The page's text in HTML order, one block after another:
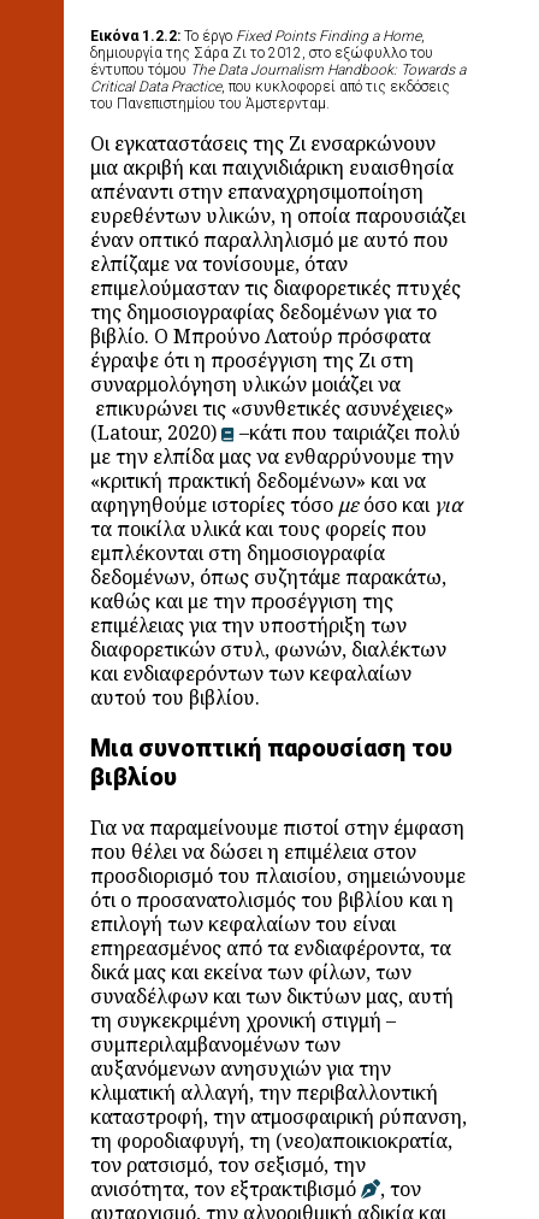
Εικόνα 1.2.2: Το έργο Fixed Points Finding a Home,
δημιουργία της Σάρα Ζι το 2012, στο εξώφυλλο του
έντυπου τόμου The Data Journalism Handbook: Towards a
Critical Data Practice, που κυκλοφορεί από τις εκδόσεις
του Πανεπιστημίου του Άμστερνταμ.
Οι εγκαταστάσεις της Ζι ενσαρκώνουν
μια ακριβή και παιχνιδιάρικη ευαισθησία
απέναντι στην επαναχρησιμοποίηση
ευρεθέντων υλικών, η οποία παρουσιάζει
έναν οπτικό παραλληλισμό με αυτό που
ελπίζαμε να τονίσουμε, όταν
επιμελούμασταν τις διαφορετικές πτυχές
της δημοσιογραφίας δεδομένων για το
βιβλίο. Ο Μπρούνο Λατούρ πρόσφατα
έγραψε ότι η προσέγγιση της Ζι στη
συναρμολόγηση υλικών μοιάζει να
επικυρώνει τις «συνθετικές ασυνέχειες»
(Latour, 2020)
–κάτι που ταιριάζει πολύ
με την ελπίδα μας να ενθαρρύνουμε την
«κριτική πρακτική δεδομένων» και να
αφηγηθούμε ιστορίες τόσο μεόσο και για
τα ποικίλα υλικά και τους φορείς που
εμπλέκονται στη δημοσιογραφία
δεδομένων, όπως συζητάμε παρακάτω,
καθώς και με την προσέγγιση της
επιμέλειας για την υποστήριξη των
διαφορετικών στυλ, φωνών, διαλέκτων
και ενδιαφερόντων των κεφαλαίων
αυτού του βιβλίου.
Μια συνοπτική παρουσίαση του
βιβλίου
Για να παραμείνουμε πιστοί στην έμφαση
που θέλει να δώσει η επιμέλεια στον
προσδιορισμό του πλαισίου, σημειώνουμε
ότι ο προσανατολισμός του βιβλίου και η
επιλογή των κεφαλαίων του είναι
επηρεασμένος από τα ενδιαφέροντα, τα
δικά μας και εκείνα των φίλων, των
συναδέλφων και των δικτύων μας, αυτή
τη συγκεκριμένη χρονική στιγμή –
συμπεριλαμβανομένων των
αυξανόμενων ανησυχιών για την
κλιματική αλλαγή, την περιβαλλοντική
καταστροφή, την ατμοσφαιρική ρύπανση,
τη φοροδιαφυγή, τη (νεο)αποικιοκρατία,
τον ρατσισμό, τον σεξισμό, την
ανισότητα, τον εξτρακτιβισμό
, τον
αυταρχισμό, την αλγοριθμική αδικία και